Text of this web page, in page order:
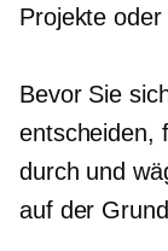
Projekte oder
Bevor Sie
entscheiden,
durch und
auf der